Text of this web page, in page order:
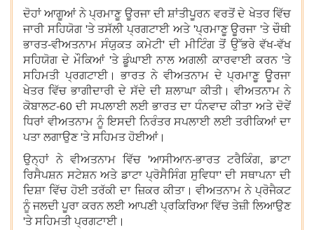
ਦੋਹਾਂ ਆਗੂਆਂ ਨੇ ਪ੍ਰਮਾਣੂ ਊਰਜਾ ਦੀ ਸ਼ਾਂਤੀਪੂਰਨ ਵਰਤੋਂ ਦੇ ਖੇਤਰ ਵਿੱਚ
ਜਾਰੀ ਸਹਿਯੋਗ 'ਤੇ ਤਸੱਲੀ ਪ੍ਰਗਟਾਈ ਅਤੇ 'ਪ੍ਰਮਾਣੂ ਊਰਜਾ 'ਤੇ ਚੌਥੀ
ਭਾਰਤ-ਵੀਅਤਨਾਮ ਸੰਯੁਕਤ ਕਮੇਟੀ' ਦੀ ਮੀਟਿੰਗ ਤੋਂ ਉੱਭਰੇ ਵੱਖ-ਵੱਖ
ਸਹਿਯੋਗ ਦੇ ਮੌਕਿਆਂ 'ਤੇ ਡੂੰਘਾਈ ਨਾਲ ਅਗਲੀ ਕਾਰਵਾਈ ਕਰਨ 'ਤੇ
ਸਹਿਮਤੀ ਪ੍ਰਗਟਾਈ। ਭਾਰਤ ਨੇ ਵੀਅਤਨਾਮ ਦੇ ਪ੍ਰਮਾਣੂ ਊਰਜਾ
ਖੇਤਰ ਵਿੱਚ ਭਾਗੀਦਾਰੀ ਦੇ ਸੱਦੇ ਦੀ ਸ਼ਲਾਘਾ ਕੀਤੀ। ਵੀਅਤਨਾਮ ਨੇ
ਕੋਬਾਲਟ-60 ਦੀ ਸਪਲਾਈ ਲਈ ਭਾਰਤ ਦਾ ਧੰਨਵਾਦ ਕੀਤਾ ਅਤੇ ਦੋਵੇਂ
ਧਿਰਾਂ ਵੀਅਤਨਾਮ ਨੂੰ ਇਸਦੀ ਨਿਰੰਤਰ ਸਪਲਾਈ ਲਈ ਤਰੀਕਿਆਂ ਦਾ
ਪਤਾ ਲਗਾਉਣ 'ਤੇ ਸਹਿਮਤ ਹੋਈਆਂ।
ਉਨ੍ਹਾਂ ਨੇ ਵੀਅਤਨਾਮ ਵਿੱਚ 'ਆਸੀਆਨ-ਭਾਰਤ ਟਰੈਕਿੰਗ, ਡਾਟਾ
ਰਿਸੈਪਸ਼ਨ ਸਟੇਸ਼ਨ ਅਤੇ ਡਾਟਾ ਪ੍ਰੋਸੈਸਿੰਗ ਸੁਵਿਧਾ' ਦੀ ਸਥਾਪਨਾ ਦੀ
ਦਿਸ਼ਾ ਵਿੱਚ ਹੋਈ ਤਰੱਕੀ ਦਾ ਜ਼ਿਕਰ ਕੀਤਾ। ਵੀਅਤਨਾਮ ਨੇ ਪ੍ਰੋਜੈਕਟ
ਨੂੰ ਜਲਦੀ ਪੂਰਾ ਕਰਨ ਲਈ ਆਪਣੀ ਪ੍ਰਕਿਰਿਆ ਵਿੱਚ ਤੇਜ਼ੀ ਲਿਆਉਣ
'ਤੇ ਸਹਿਮਤੀ ਪ੍ਰਗਟਾਈ।